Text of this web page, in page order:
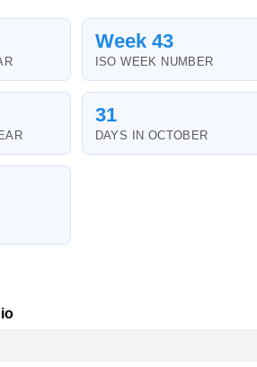
Week 43
ISO WEEK NUMBER
31
DAYS IN OCTOBER